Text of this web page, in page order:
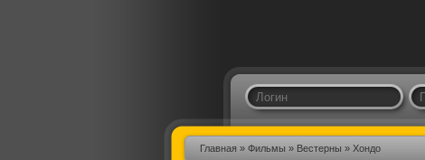
Главная» Фильмы» Вестерны» Хондо